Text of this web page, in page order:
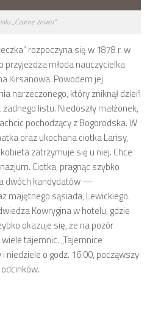
„Czarne żniwa”
rozpoczyna się w 1878 r. w
przyjeżdża młoda nauczycielka
Kirsanowa. Powodem jej
narzeczonego, który zniknął dzień
listu. Niedoszły małżonek,
pochodzący z Bogorodska. W
oraz ukochana ciotka Larisy,
zatrzymuje się u niej. Chce
Ciotka, pragnąc szybko
dwóch kandydatów —
majętnego sąsiada, Lewickiego.
Kowrygina w hotelu, gdzie
okazuje się, że na pozór
tajemnic. „Tajemnice
niedziele o godz. 16:00, począwszy